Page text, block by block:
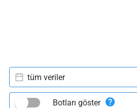
tüm veriler
Botları göster